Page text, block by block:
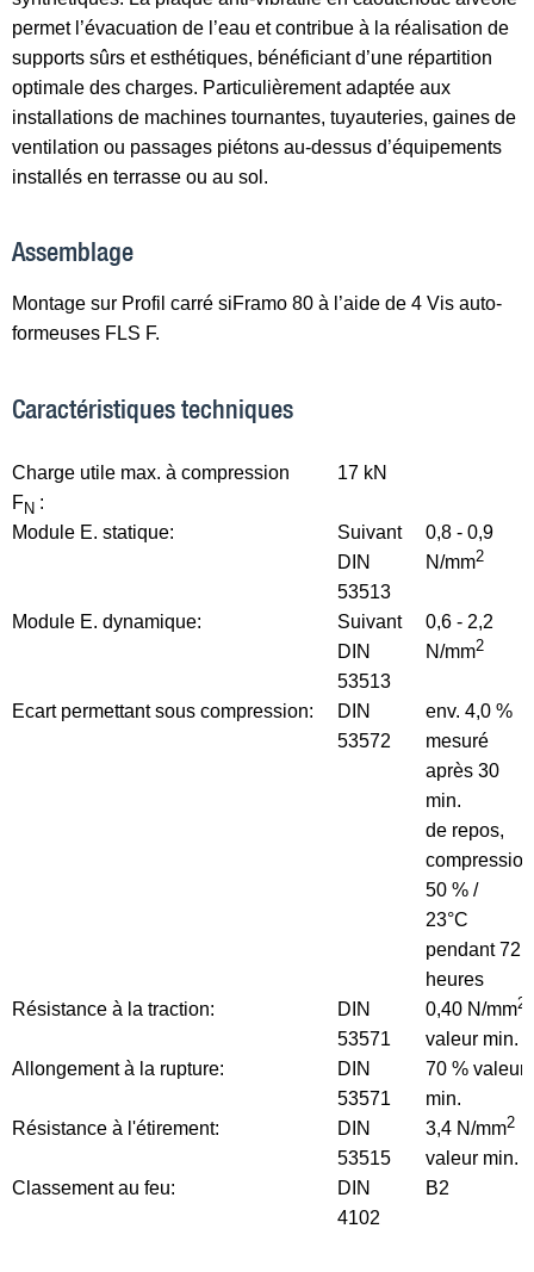
permet l’évacuation de l’eau et contribue à la réalisation de
supports sûrs et esthétiques, bénéficiant d’une répartition
optimale des charges. Particulièrement adaptée aux
installations de machines tournantes, tuyauteries, gaines de
ventilation ou passages piétons au-dessus d’équipements
installés en terrasse ou au sol.
Assemblage
Montage sur Profil carré siFramo 80 à l’aide de 4 Vis auto-
formeuses FLS F.
Caractéristiques techniques
Charge utile max. à compression
FN :
17 kN
Module E. statique:
Suivant
DIN
53513
0,8 - 0,9
N/mm2
Module E. dynamique:
Suivant
DIN
53513
0,6 - 2,2
N/mm2
Ecart permettant sous compression:
DIN
53572
env. 4,0 %
mesuré
après 30
min.
de repos,
compression
50 % /
23°C
pendant 72
heures
Résistance à la traction:
DIN
53571
0,40 N/mm2
valeur min.
Allongement à la rupture:
DIN
53571
70 % valeur
min.
Résistance à l'étirement:
DIN
53515
3,4 N/mm2
valeur min.
Classement au feu:
DIN
4102
B2